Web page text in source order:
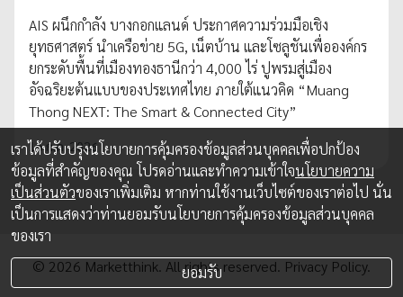
AIS ผนึกกำลัง บางกอกแลนด์ ประกาศความร่วมมือเชิง
ยุทธศาสตร์ นำเครือข่าย 5G, เน็ตบ้าน และโซลูชันเพื่อองค์กร
ยกระดับพื้นที่เมืองทองธานีกว่า 4,000 ไร่ ปูพรมสู่เมือง
อัจฉริยะต้นแบบของประเทศไทย ภายใต้แนวคิด “Muang
Thong NEXT: The Smart & Connected City”
15 ก.ค. 2026
© 2026 Marketthink. All rights reserved. Privacy Policy.
เราได้ปรับปรุงนโยบายการคุ้มครองข้อมูลส่วนบุคคลเพื่อปกป้อง
ข้อมูลที่สำคัญของคุณ โปรดอ่านและทำความเข้าใจนโยบายความ
เป็นส่วนตัวของเราเพิ่มเติม หากท่านใช้งานเว็บไซต์ของเราต่อไป นั่น
เป็นการแสดงว่าท่านยอมรับนโยบายการคุ้มครองข้อมูลส่วนบุคคล
ของเรา
ยอมรับ